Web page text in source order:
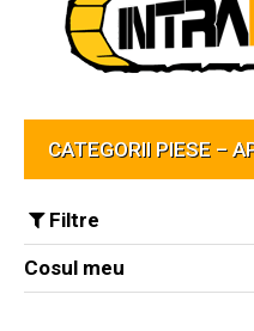
CATEGORII PIESE –
Filtre
Cosul meu